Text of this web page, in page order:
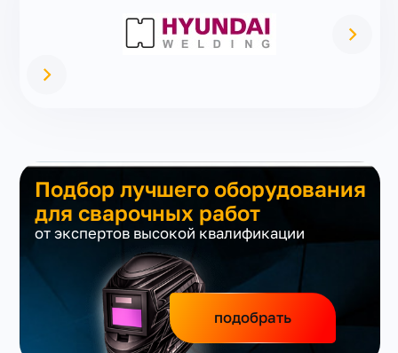
Подбор лучшего оборудования
для сварочных работ
от экспертов высокой квалификации
подобрать